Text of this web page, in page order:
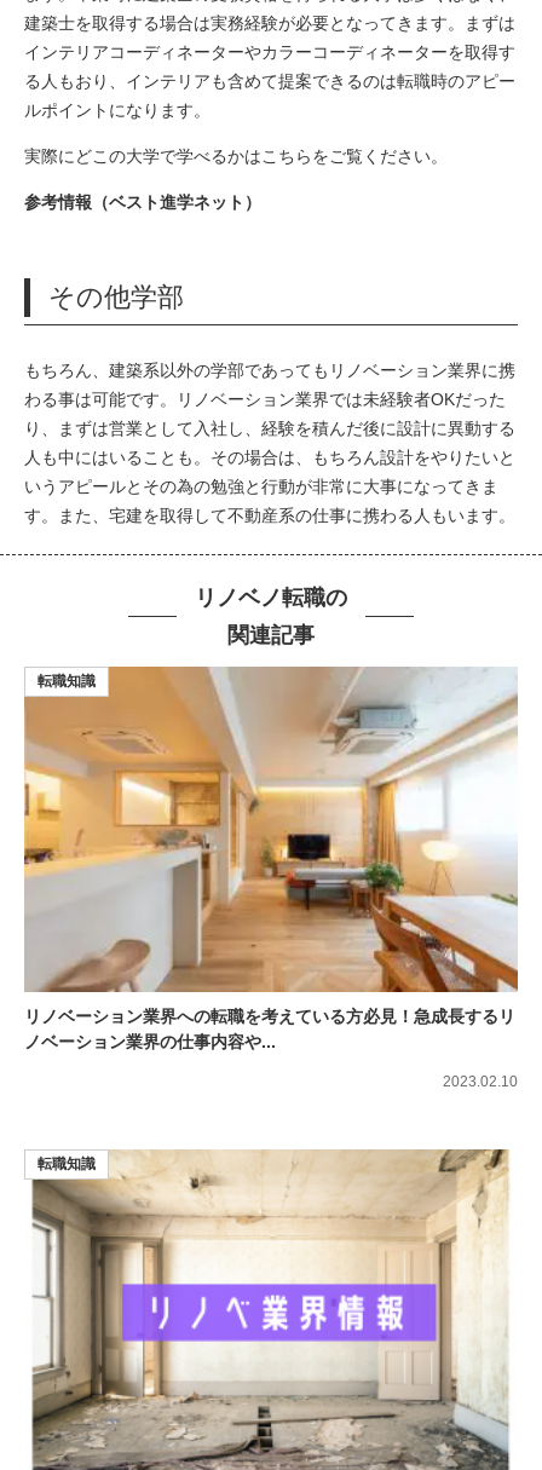
建築士を取得する場合は実務経験が必要となってきます。
まずは
インテリアコーディネーターやカラーコーディネーターを取得す
る人もおり、インテリアも含めて提案できるのは転職時のアピー
ルポイントになります。
実際にどこの大学で学べるかはこちらをご覧ください。
参考情報（ベスト進学ネット）
その他学部
もちろん、建築系以外の学部であってもリノベーション業界に携
わる事は可能です。
リノベーション業界では未経験者OKだった
り、まずは営業として入社し、経験を積んだ後に設計に異動する
人も中にはいることも。その場合は、もちろん設計をやりたいと
いうアピールとその為の勉強と行動が非常に大事になってきま
す。
また、宅建を取得して不動産系の仕事に携わる人もいます。
リノベノ転職の
関連記事
リノベーション業界への転職を考えている方必見！急成長するリ
ノベーション業界の仕事内容や...
転職知識
2023.02.10
転職知識